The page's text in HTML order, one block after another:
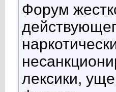
Форум
лексики,